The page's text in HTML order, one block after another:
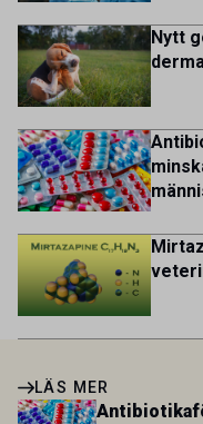
Nytt
LÄS MER